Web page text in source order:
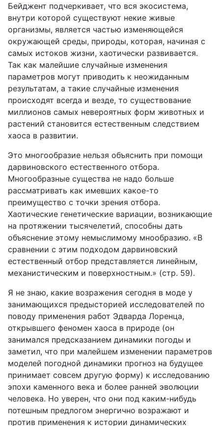
Бейджент подчеркивает, что вся экосистема,
внутри которой существуют некие живые
организмы, является частью изменяющейся
окружающей среды, природы, которая, начиная с
самых истоков жизни, хаотически развивается.
Так как малейшие случайные изменения
параметров могут приводить к неожиданным
результатам, а такие случайные изменения
происходят всегда и везде, то существование
миллионов самых невероятных форм животных и
растений становится естественным следствием
хаоса в развитии.
Это многообразие нельзя объяснить при помощи
дарвиновского естественного отбора.
Многообразные существа не надо больше
рассматривать как имевших какое-то
преимущество с точки зрения отбора.
Хаотические генетические вариации, возникающие
на протяжении тысячелетий, способны дать
объяснение этому немыслимому мнообразию. «В
сравнении с этим подходом дарвиновский
естественный отбор представляется линейным,
механистическим и поверхностным.» (стр. 59).
Я не знаю, какие возражения сегодня в моде у
занимающихся предысторией исследователей по
поводу применения работ Эдварда Лоренца,
открывшего феномен хаоса в природе (он
занимался предсказанием динамики погоды и
заметил, что при малейшем изменении параметров
моделей погодной динамики прогноз на будущее
принимает совсем другую форму) к исследованию
эпохи каменного века и более ранней эволюции
человека. Но уверен, что они под каким-нибудь
потешным предлогом энергично возражают и
против применения к истории динамических